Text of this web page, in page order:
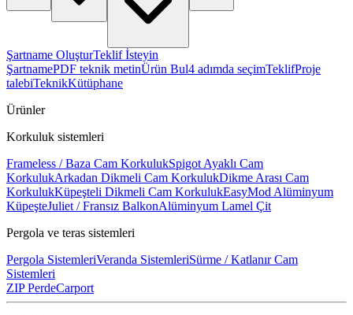
Şartname OluşturTeklif İsteyin
ŞartnamePDF teknik metinÜrün Bul4 adımda seçimTeklifProje
talebiTeknikKütüphane
Ürünler
Korkuluk sistemleri
Frameless / Baza Cam KorkulukSpigot Ayaklı Cam
KorkulukArkadan Dikmeli Cam KorkulukDikme Arası Cam
KorkulukKüpeşteli Dikmeli Cam KorkulukEasyMod Alüminyum
KüpeşteJuliet / Fransız BalkonAlüminyum Lamel Çit
Pergola ve teras sistemleri
Pergola SistemleriVeranda SistemleriSürme / Katlanır Cam
Sistemleri
ZIP PerdeCarport